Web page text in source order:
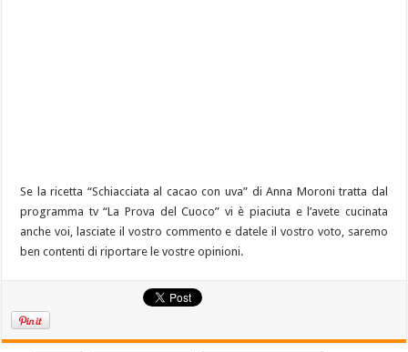
Se la ricetta “Schiacciata al cacao con uva” di Anna Moroni tratta dal
programma tv “La Prova del Cuoco” vi è piaciuta e l’avete cucinata
anche voi, lasciate il vostro commento e datele il vostro voto, saremo
ben contenti di riportare le vostre opinioni.